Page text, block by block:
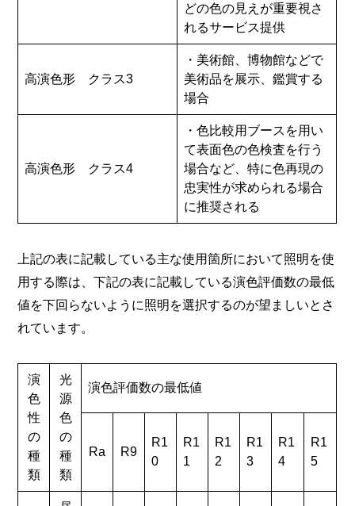
どの色の見えが重要視さ
れるサービス提供
高演色形 クラス3
・美術館、博物館などで
美術品を展示、鑑賞する
場合
高演色形 クラス4
・色比較用ブースを用い
て表面色の色検査を行う
場合など、特に色再現の
忠実性が求められる場合
に推奨される
上記の表に記載している主な使用箇所において照明を使
用する際は、下記の表に記載している演色評価数の最低
値を下回らないように照明を選択するのが望ましいとさ
れています。
演
色
性
の
種
類
光
源
色
の
種
類
演色評価数の最低値
Ra R9
R1
0
R1
1
R1
2
R1
3
R1
4
R1
5